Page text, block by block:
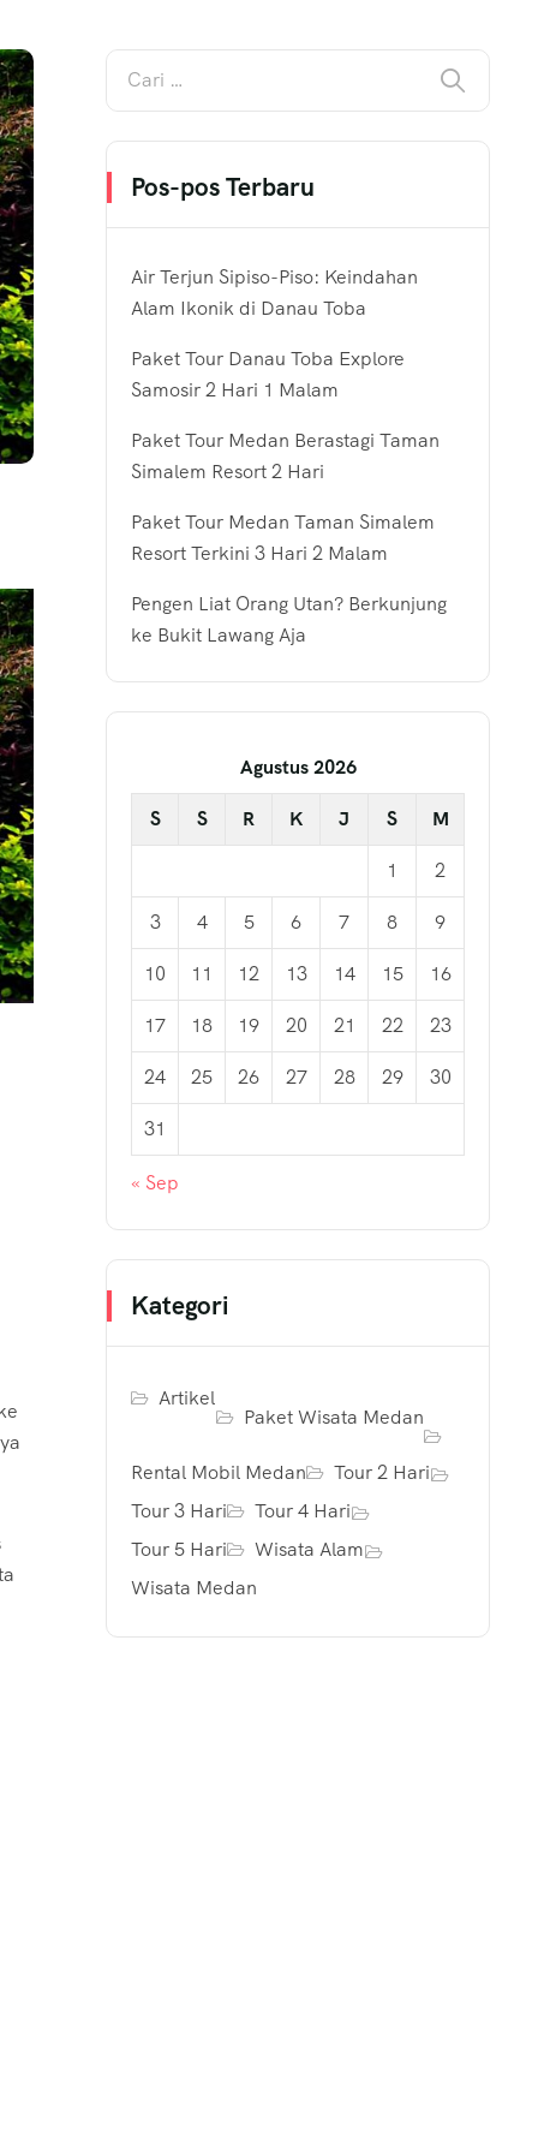
Pos-pos Terbaru
Air Terjun Sipiso-Piso: Keindahan
Alam Ikonik di Danau Toba
Paket Tour Danau Toba Explore
Samosir 2 Hari 1 Malam
Paket Tour Medan Berastagi Taman
Simalem Resort 2 Hari
Paket Tour Medan Taman Simalem
Resort Terkini 3 Hari 2 Malam
Pengen Liat Orang Utan? Berkunjung
ke Bukit Lawang Aja
Agustus 2026
S S R K J S M
1 2
3 4 5 6 7 8 9
10 11 12 13 14 15 16
17 18 19 20 21 22 23
24 25 26 27 28 29 30
31
« Sep
Kategori
Artikel
Paket Wisata Medan
Rental Mobil Medan
Tour 2 Hari
Tour 3 Hari
Tour 4 Hari
Tour 5 Hari
Wisata Alam
Wisata Medan